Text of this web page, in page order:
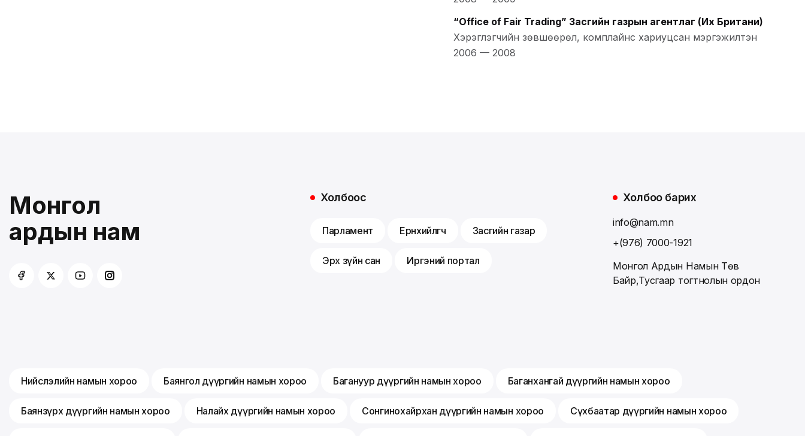
“Office of Fair Trading” Засгийн газрын агентлаг (Их Британи)
Хэрэглэгчийн зөвшөөрөл, комплайнс хариуцсан мэргэжилтэн
2006 — 2008
Монгол
ардын нам
Холбоос
Парламент Ерөнхийлөгч Засгийн газар
Эрх зүйн сан Иргэний портал
Холбоо барих
info@nam.mn
+(976) 7000-1921
Монгол Ардын Намын Төв
Байр,Тусгаар тогтнолын ордон
Нийслэлийн намын хороо Баянгол дүүргийн намын хороо Багануур дүүргийн намын хороо Баганхангай дүүргийн намын хороо
Баянзүрх дүүргийн намын хороо Налайх дүүргийн намын хороо Сонгинохайрхан дүүргийн намын хороо Сүхбаатар дүүргийн намын хороо